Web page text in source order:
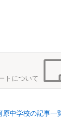
トについて
原中学校の記事一